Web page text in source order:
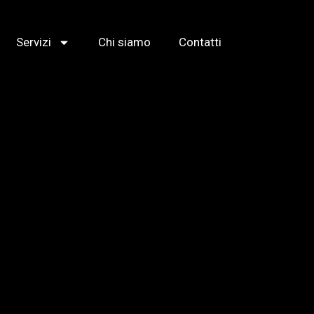
Servizi Chi siamo Contatti